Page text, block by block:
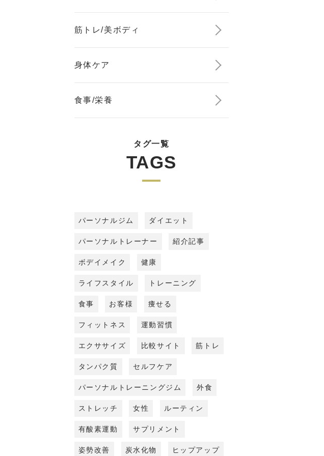
筋トレ/美ボディ
身体ケア
食事/栄養
タグ一覧
TAGS
パーソナルジム ダイエット
パーソナルトレーナー 紹介記事
ボデイメイク 健康
ライフスタイル トレーニング
食事 お客様 痩せる
フィットネス 運動習慣
エクササイズ 比較サイト 筋トレ
タンパク質 セルフケア
パーソナルトレーニングジム 外食
ストレッチ 女性 ルーティン
有酸素運動 サプリメント
姿勢改善 炭水化物 ヒップアップ